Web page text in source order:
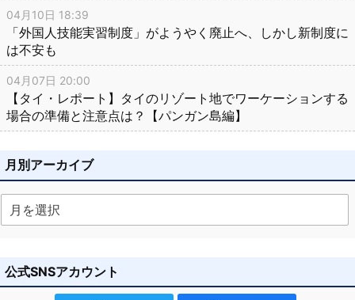
04月10日 18:39
「外国人技能実習制度」がようやく廃止へ、しかし新制度に
は不安も
04月07日 20:00
【タイ・レポート】タイのリゾート地でワーケーションする
場合の準備と注意点は？【パンガン島編】
月別アーカイブ
公式SNSアカウント